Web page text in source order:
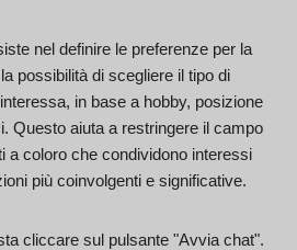
nel definire le preferenze per la
possibilità di scegliere il tipo di
in base a hobby, posizione
Questo aiuta a restringere il campo
a coloro che condividono interessi
più coinvolgenti e significative.
cliccare sul pulsante "Avvia chat".